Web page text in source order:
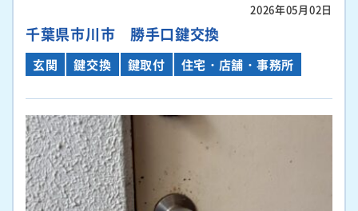
2026年05月02日
千葉県市川市 勝手口鍵交換
玄関 鍵交換 鍵取付 住宅・店舗・事務所